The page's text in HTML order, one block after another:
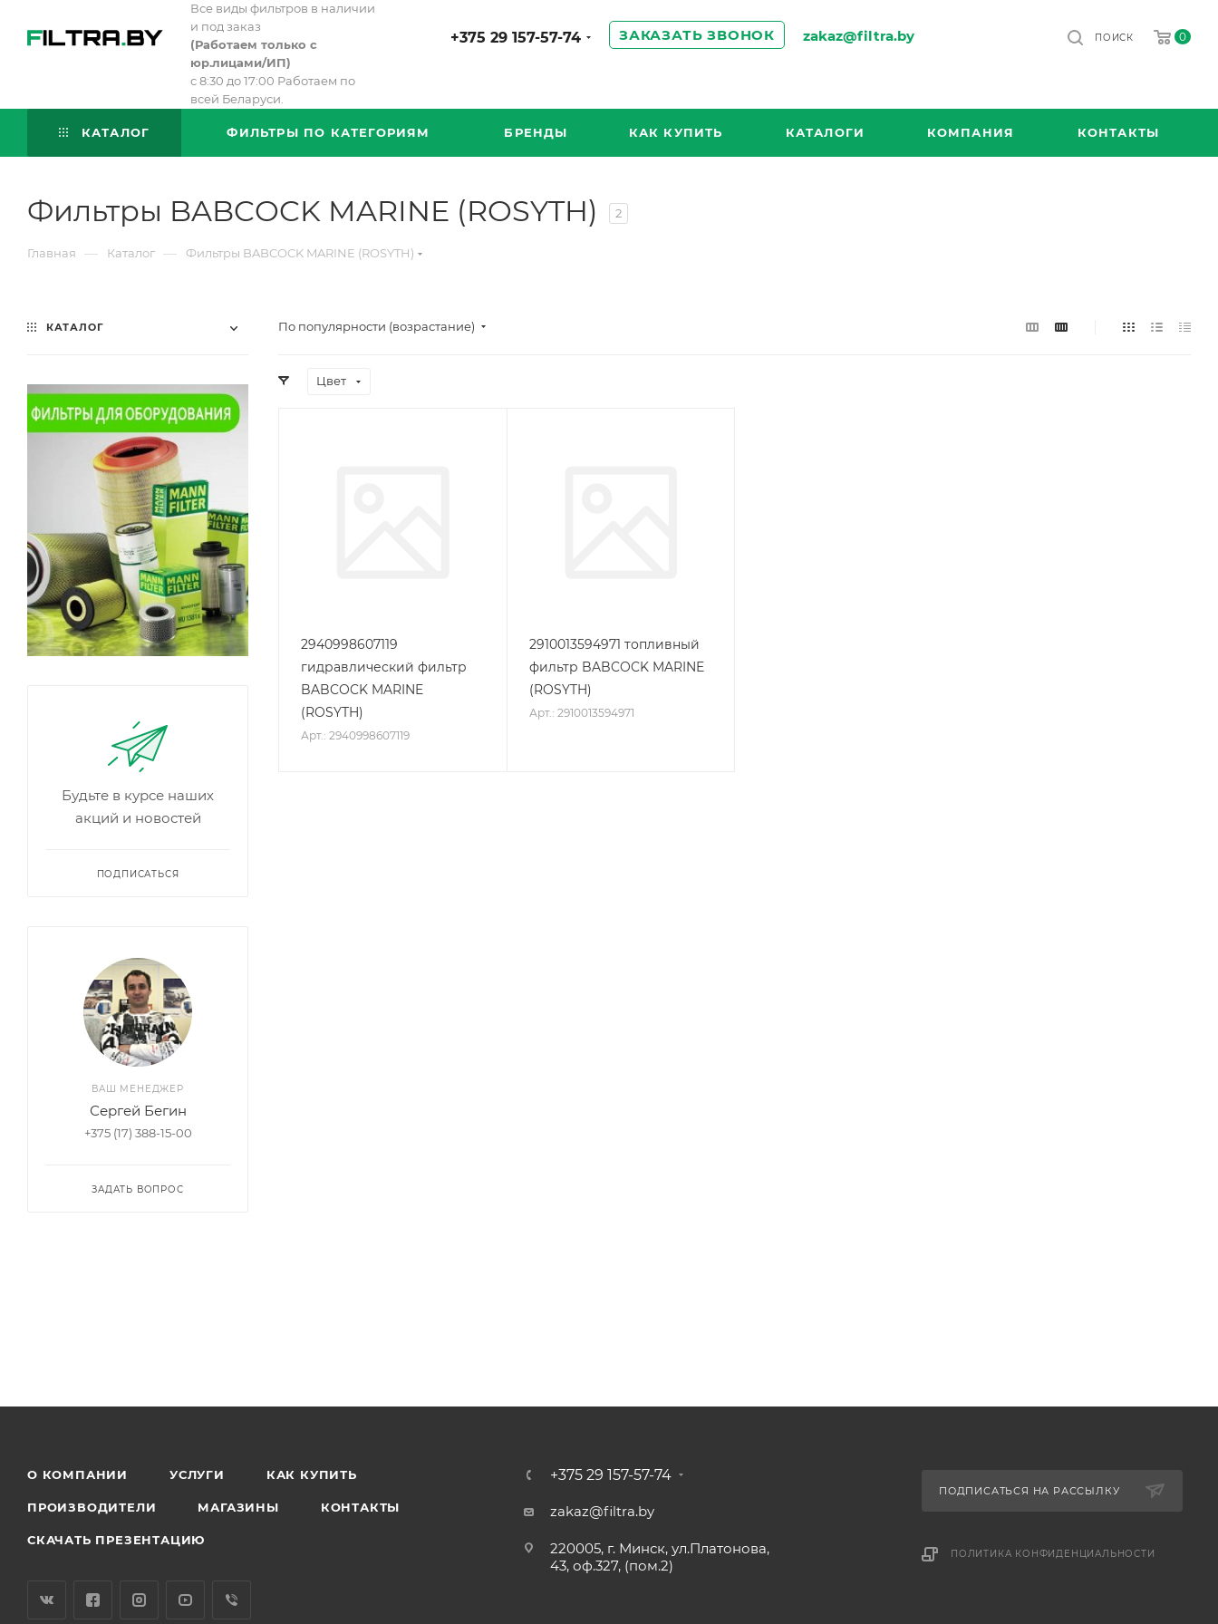
Все виды фильтров в наличии
и под заказ
(Работаем только с
юр.лицами/ИП)
с 8:30 до 17:00 Работаем по
всей Беларуси.
+375 29 157-57-74 ЗАКАЗАТЬ ЗВОНОК zakaz@filtra.by 0
ПОИСК
КАТАЛОГ ФИЛЬТРЫ ПО КАТЕГОРИЯМ БРЕНДЫ КАК КУПИТЬ КАТАЛОГИ КОМПАНИЯ КОНТАКТЫ
Фильтры BABCOCK MARINE (ROSYTH) 2
Главная — Каталог — Фильтры BABCOCK MARINE (ROSYTH)
По популярности (возрастание)
Цвет
2940998607119
гидравлический фильтр
BABCOCK MARINE
(ROSYTH)
Арт.: 2940998607119
2910013594971 топливный
фильтр BABCOCK MARINE
(ROSYTH)
Арт.: 2910013594971
КАТАЛОГ
Будьте в курсе наших
акций и новостей
ПОДПИСАТЬСЯ
ВАШ МЕНЕДЖЕР
Сергей Бегин
+375 (17) 388-15-00
ЗАДАТЬ ВОПРОС
О КОМПАНИИ УСЛУГИ КАК КУПИТЬ
ПРОИЗВОДИТЕЛИ МАГАЗИНЫ КОНТАКТЫ
СКАЧАТЬ ПРЕЗЕНТАЦИЮ
+375 29 157-57-74
zakaz@filtra.by
220005, г. Минск, ул.Платонова,
43, оф.327, (пом.2)
ПОДПИСАТЬСЯ НА РАССЫЛКУ
ПОЛИТИКА КОНФИДЕНЦИАЛЬНОСТИ